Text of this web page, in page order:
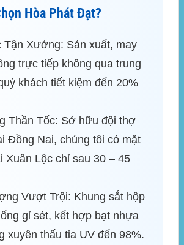
Hòa Phát Đạt?
Tận Xưởng: Sản xuất, may
trực tiếp không qua trung
khách tiết kiệm đến 20%
Thần Tốc: Sở hữu đội thợ
Đồng Nai, chúng tôi có mặt
Xuân Lộc chỉ sau 30 – 45
Vượt Trội: Khung sắt hộp
gỉ sét, kết hợp bạt nhựa
xuyên thấu tia UV đến 98%.